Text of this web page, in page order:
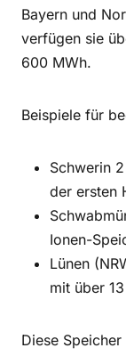
Bayern und
verfügen sie
600 MWh.
Beispiele für
Schwerin
der ersten
Ionen-
Lünen
mit über
Diese